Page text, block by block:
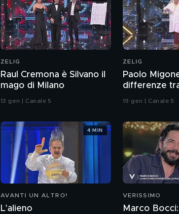
ZELIG
Raul Cremona è Silvano il
mago di Milano
13 gen | Canale 5
ZELIG
Paolo
differenze
Donna
19 gen | Canale 5
AVANTI UN ALTRO!
L'alieno
4 MIN
VERISSIMO
Marco